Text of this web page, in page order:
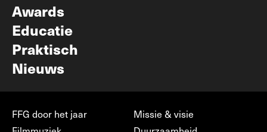
Awards
Educatie
Praktisch
Nieuws
FFG door het jaar
Missie & visie